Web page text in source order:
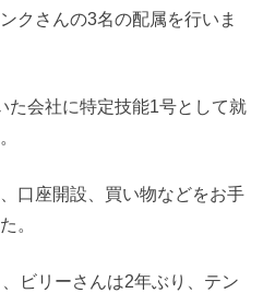
クさんの3名の配属を行いま
た会社に特定技能1号として就
口座開設、買い物などをお手
。
ビリーさんは2年ぶり、テン